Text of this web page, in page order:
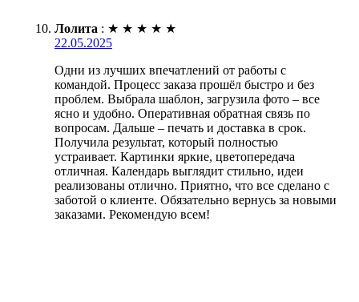
Лолита : ★ ★ ★ ★ ★
22.05.2025
Одни из лучших впечатлений от работы с
командой. Процесс заказа прошёл быстро и без
проблем. Выбрала шаблон, загрузила фото – все
ясно и удобно. Оперативная обратная связь по
вопросам. Дальше – печать и доставка в срок.
Получила результат, который полностью
устраивает. Картинки яркие, цветопередача
отличная. Календарь выглядит стильно, идеи
реализованы отлично. Приятно, что все сделано с
заботой о клиенте. Обязательно вернусь за новыми
заказами. Рекомендую всем!